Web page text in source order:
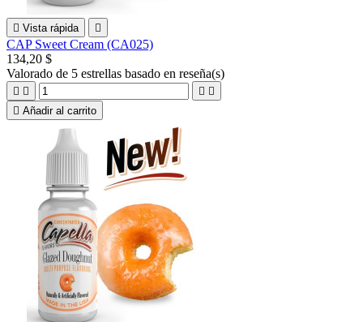
 Vista rápida 
CAP Sweet Cream (CA025)
134,20 $
Valorado de 5 estrellas basado en reseña(s)
   
 Añadir al carrito